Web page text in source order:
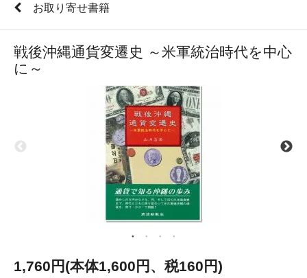
お取り寄せ書籍
戦後沖縄通貨変遷史 ～米軍統治時代を中心
に～
1,760円(本体1,600円、税160円)